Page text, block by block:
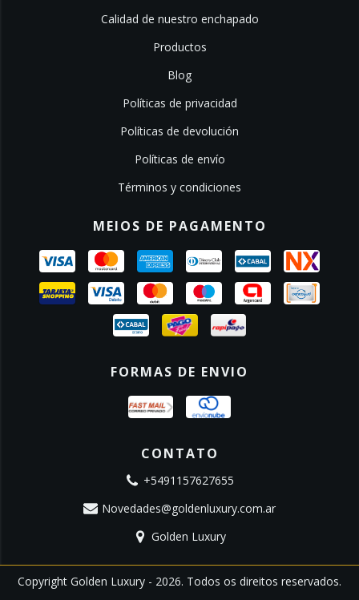
Calidad de nuestro enchapado
Productos
Blog
Políticas de privacidad
Políticas de devolución
Políticas de envío
Términos y condiciones
MEIOS DE PAGAMENTO
FORMAS DE ENVIO
CONTATO
+5491157627655
Novedades@goldenluxury.com.ar
Golden Luxury
Copyright Golden Luxury - 2026. Todos os direitos reservados.